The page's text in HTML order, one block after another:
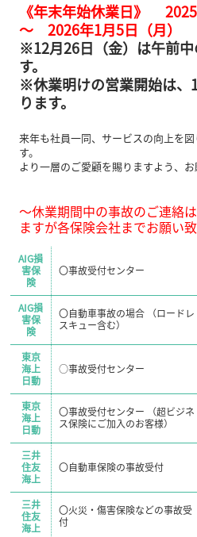
《年末年始休業日》 2025
～ 2026年1月5日（月）
※12月26日（金）は午前
す。
※休業明けの営業開始は、
ります。
来年も社員一同、サービスの向上を
す。
より一層のご愛顧を賜りますよう、お
～休業期間中の事故のご連絡
ますが各保険会社までお願い
AIG損
害保
険
〇事故受付センター
AIG損
害保
険
〇自動車事故の場合 （ロードレ
スキュー含む）
東京
海上
日動
○事故受付センター
東京
海上
日動
〇事故受付センター （超ビジネ
ス保険にご加入のお客様）
三井
住友
海上
〇自動車保険の事故受付
三井
住友
海上
〇火災・傷害保険などの事故受
付